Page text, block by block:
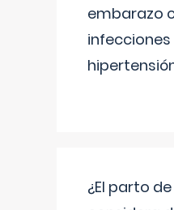
embarazo
infecciones
¿El parto